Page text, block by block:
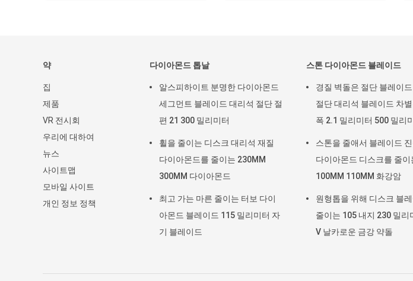
약
집
제품
VR 전시회
우리에 대하여
뉴스
사이트맵
모바일 사이트
개인 정보 정책
다이아몬드 톱날
알스피하이트 분명한 다이아몬드
세그먼트 블레이드 대리석 절단 절
편 21 300 밀리미터
휠을 줄이는 디스크 대리석 재질
다이아몬드를 줄이는 230MM
300MM 다이아몬드
최고 가는 마른 줄이는 터보 다이
아몬드 블레이드 115 밀리미터 자
기 블레이드
스톤 다이아몬드 블레이드
경질 벽돌은 절단 블레이
절단 대리석 블레이드 차
폭 2.1 밀리미터 500 밀리
스톤을 줄애서 블레이드
다이아몬드 디스크를 줄이는
100MM 110MM 화강암
원형톱을 위해 디스크 블
줄이는 105 내지 230 밀리
V 날카로운 금강 약돌